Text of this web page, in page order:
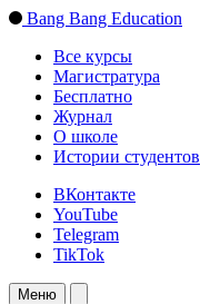
Bang Bang Education
Все курсы
Магистратура
Бесплатно
Журнал
О школе
Истории студентов
ВКонтакте
YouTube
Telegram
TikTok
Меню